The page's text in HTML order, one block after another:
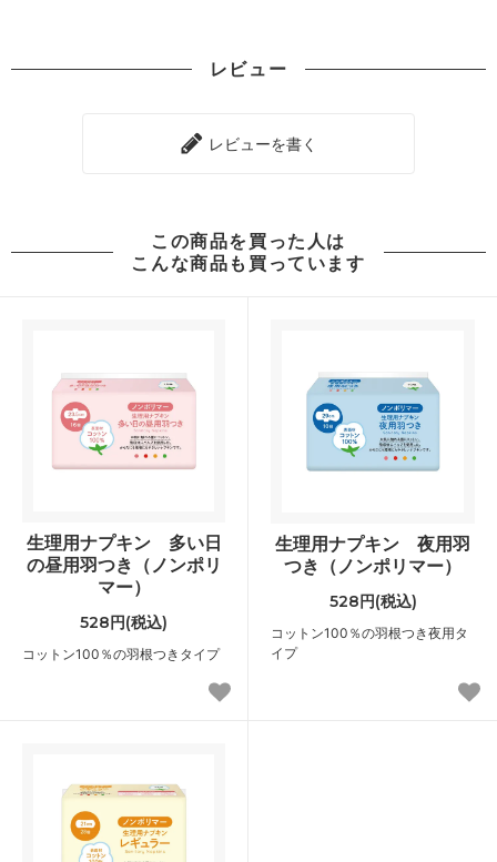
レビュー
レビューを書く
この商品を買った人は
こんな商品も買っています
生理用ナプキン 多い日
の昼用羽つき（ノンポリ
マー）
528円(税込)
コットン100％の羽根つきタイプ
生理用ナプキン 夜用羽
つき（ノンポリマー）
528円(税込)
コットン100％の羽根つき夜用タ
イプ